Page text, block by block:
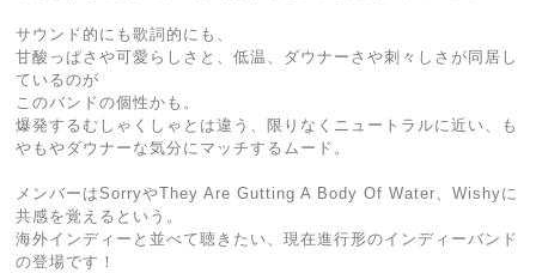
サウンド的にも歌詞的にも、
甘酸っぱさや可愛らしさと、低温、ダウナーさや刺々しさが同居し
ているのが
このバンドの個性かも。
爆発するむしゃくしゃとは違う、限りなくニュートラルに近い、も
やもやダウナーな気分にマッチするムード。
メンバーはSorryやThey Are Gutting A Body Of Water、Wishyに
共感を覚えるという。
海外インディーと並べて聴きたい、現在進行形のインディーバンド
の登場です！